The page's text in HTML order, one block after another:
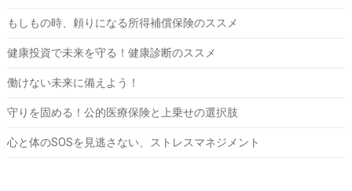
もしもの時、頼りになる所得補償保険のススメ
健康投資で未来を守る！健康診断のススメ
働けない未来に備えよう！
守りを固める！公的医療保険と上乗せの選択肢
心と体のSOSを見逃さない、ストレスマネジメント